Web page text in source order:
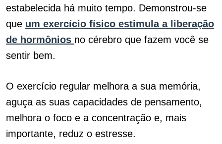
estabelecida há muito tempo. Demonstrou-se
que um exercício físico estimula a liberação
de hormônios no cérebro que fazem você se
sentir bem.
O exercício regular melhora a sua memória,
aguça as suas capacidades de pensamento,
melhora o foco e a concentração e, mais
importante, reduz o estresse.